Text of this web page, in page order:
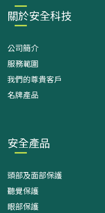
關於安全科技
公司簡介
服務範圍
我們的尊貴客戶
名牌產品
安全產品
頭部及面部保護
聽覺保護
眼部保護